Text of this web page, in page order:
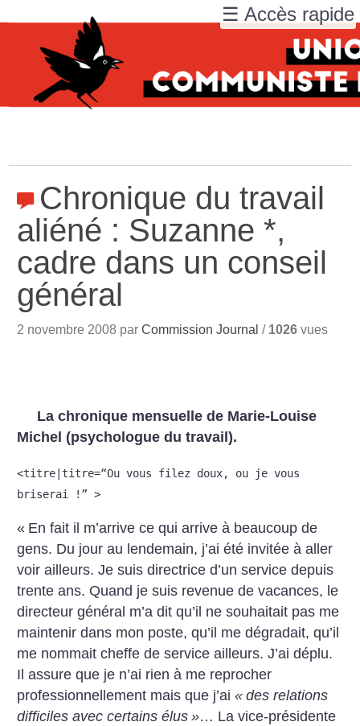
Chronique du travail
aliéné : Suzanne *,
cadre dans un conseil
général
2 novembre 2008 parCommission Journal / 1026 vues
La chronique mensuelle de Marie-Louise
Michel (psychologue du travail).
<titre|titre=“Ou vous filez doux, ou je vous
briserai !” >
« En fait il m’arrive ce qui arrive à beaucoup de
gens. Du jour au lendemain, j’ai été invitée à aller
voir ailleurs. Je suis directrice d’un service depuis
trente ans. Quand je suis revenue de vacances, le
directeur général m’a dit qu’il ne souhaitait pas me
maintenir dans mon poste, qu’il me dégradait, qu’il
me nommait cheffe de service ailleurs. J’ai déplu.
Il assure que je n’ai rien à me reprocher
professionnellement mais que j’ai« des relations
difficiles avec certains élus »… La vice-présidente
☰ Accès rapide